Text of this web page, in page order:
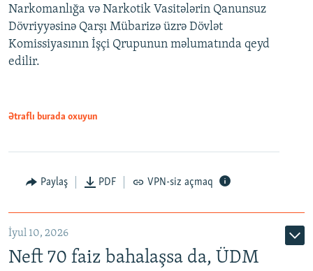
Narkomanlığa və Narkotik Vasitələrin Qanunsuz
Dövriyyəsinə Qarşı Mübarizə üzrə Dövlət
Komissiyasının İşçi Qrupunun məlumatında qeyd
edilir.
Ətraflı burada oxuyun
Paylaş PDF VPN-siz açmaq
İyul 10, 2026
Neft 70 faiz bahalaşsa da, ÜDM